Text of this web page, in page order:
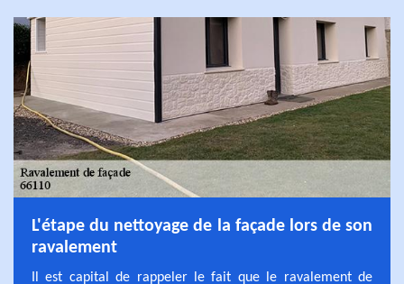
L'étape du nettoyage de la façade lors de son
ravalement
Il est capital de rappeler le fait que le ravalement de